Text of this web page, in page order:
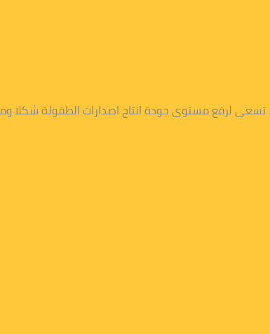
تسعى لرفع مستوى جودة انتاج اصدارات الطفولة